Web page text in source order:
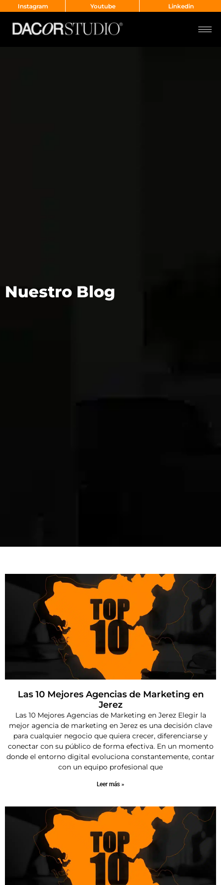
Instagram Youtube Linkedin
Nuestro Blog
Las 10 Mejores Agencias de Marketing en
Jerez
Las 10 Mejores Agencias de Marketing en Jerez Elegir la
mejor agencia de marketing en Jerez es una decisión clave
para cualquier negocio que quiera crecer, diferenciarse y
conectar con su público de forma efectiva. En un momento
donde el entorno digital evoluciona constantemente, contar
con un equipo profesional que
Leer más »